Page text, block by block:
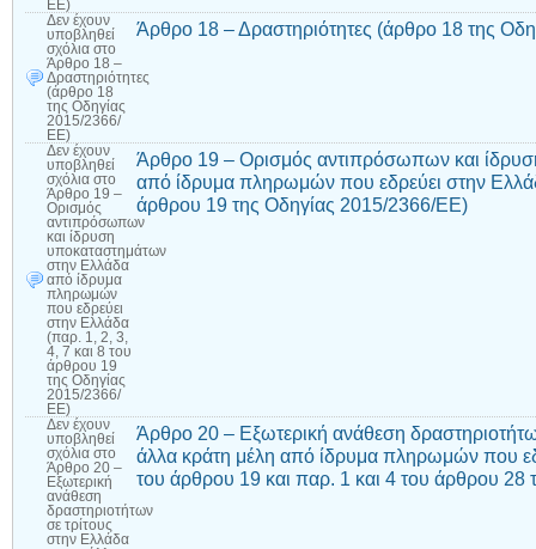
ΕΕ)
Δεν έχουν
υποβληθεί
σχόλια στο
Άρθρο 18 –
Δραστηριότητες
(άρθρο 18
της Οδηγίας
2015/2366/
ΕΕ)
Άρθρο 18 – Δραστηριότητες (άρθρο 18 της
Δεν έχουν
υποβληθεί
σχόλια στο
Άρθρο 19 –
Ορισμός
αντιπρόσωπων
και ίδρυση
υποκαταστημάτων
στην Ελλάδα
από ίδρυμα
πληρωμών
που εδρεύει
στην Ελλάδα
(παρ. 1, 2, 3,
4, 7 και 8 του
άρθρου 19
της Οδηγίας
2015/2366/
ΕΕ)
Άρθρο 19 – Ορισμός αντιπρόσωπων και
από ίδρυμα πληρωμών που εδρεύει στην
άρθρου 19 της Οδηγίας 2015/2366/ΕΕ)
Δεν έχουν
υποβληθεί
σχόλια στο
Άρθρο 20 –
Εξωτερική
ανάθεση
δραστηριοτήτων
σε τρίτους
στην Ελλάδα
Άρθρο 20 – Εξωτερική ανάθεση
άλλα κράτη μέλη από ίδρυμα πληρωμών που
του άρθρου 19 και παρ. 1 και 4 του άρθρου